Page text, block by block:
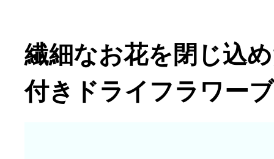
繊細なお花を閉じ込
付きドライフラワー